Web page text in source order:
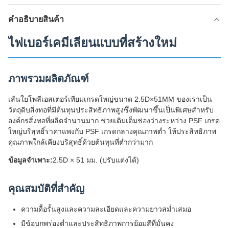
คําอธิบายสินค้า
ไฟเบอร์เคมีเลียนแบบที่สร้างใหม่
ภาพรวมผลิตภัณฑ์
เส้นใยโพลีเอสเตอร์เทียมเกรดใหญ่ขนาด 2.5D×51MM ของเราเป็น
วัตถุดิบสิ่งทอที่มีต้นทุนประสิทธิภาพสูงซึ่งพัฒนาขึ้นเป็นพิเศษสำหรับ
องค์กรสิ่งทอที่ผลิตจำนวนมาก ช่วยเติมเต็มช่องว่างระหว่าง PSF เกรด
ใหญ่บริสุทธิ์ราคาแพงกับ PSF เกรดกลางคุณภาพต่ำ ให้ประสิทธิภาพ
คุณภาพใกล้เคียงบริสุทธิ์ด้วยต้นทุนที่ต่ำกว่ามาก
ข้อมูลจำเพาะ:2.5D × 51 มม. (ปรับแต่งได้)
คุณสมบัติที่สำคัญ
ความดื้อรั้นสูงและความละเอียดและความยาวสม่ำเสมอ
มีข้อบกพร่องต่ำและประสิทธิภาพการย้อมสีที่มั่นคง